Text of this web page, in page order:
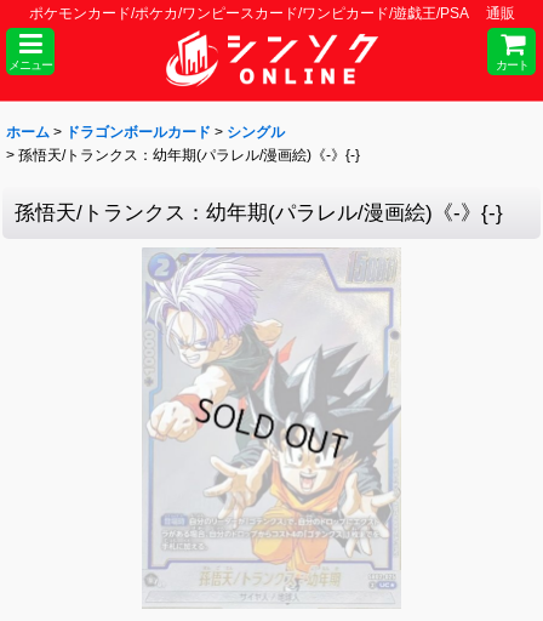
ポケモンカード/ポケカ/ワンピースカード/ワンピカード/遊戯王/PSA 通販
メニュー カート
ホーム > ドラゴンボールカード > シングル
> 孫悟天/トランクス：幼年期(パラレル/漫画絵)《-》{-}
孫悟天/トランクス：幼年期(パラレル/漫画絵)《-》{-}